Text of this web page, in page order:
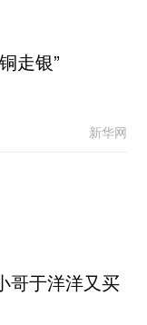
走银”
新华网
哥于洋洋又买